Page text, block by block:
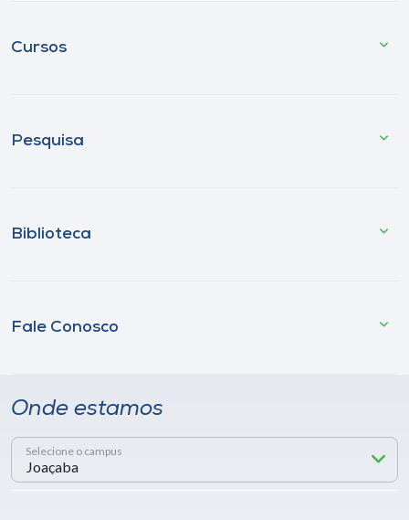
Cursos
Pesquisa
Biblioteca
Fale Conosco
Onde estamos
Selecione o campus